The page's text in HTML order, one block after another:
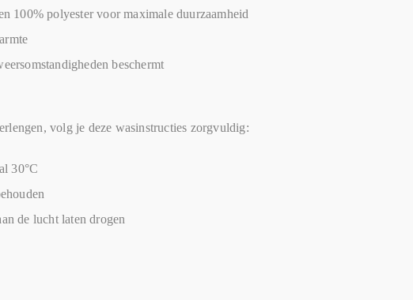
100% polyester voor maximale duurzaamheid
beschermt
volg je deze wasinstructies zorgvuldig:
30°C
de lucht laten drogen